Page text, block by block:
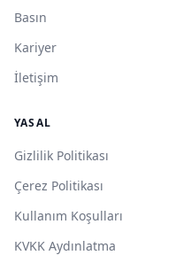
Basın
Kariyer
İletişim
YASAL
Gizlilik Politikası
Çerez Politikası
Kullanım Koşulları
KVKK Aydınlatma